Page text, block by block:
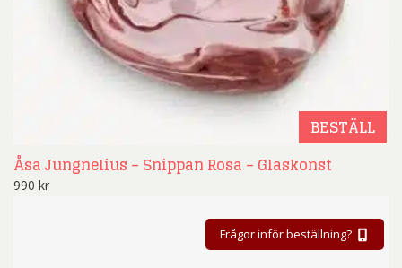
BESTÄLL
Åsa Jungnelius – Snippan Rosa – Glaskonst
990 kr
Frågor inför beställning?